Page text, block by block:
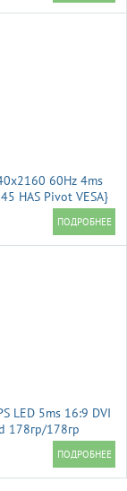
60Hz 4ms
HAS Pivot VESA}
LED 5ms 16:9 DVI
178гр/178гр